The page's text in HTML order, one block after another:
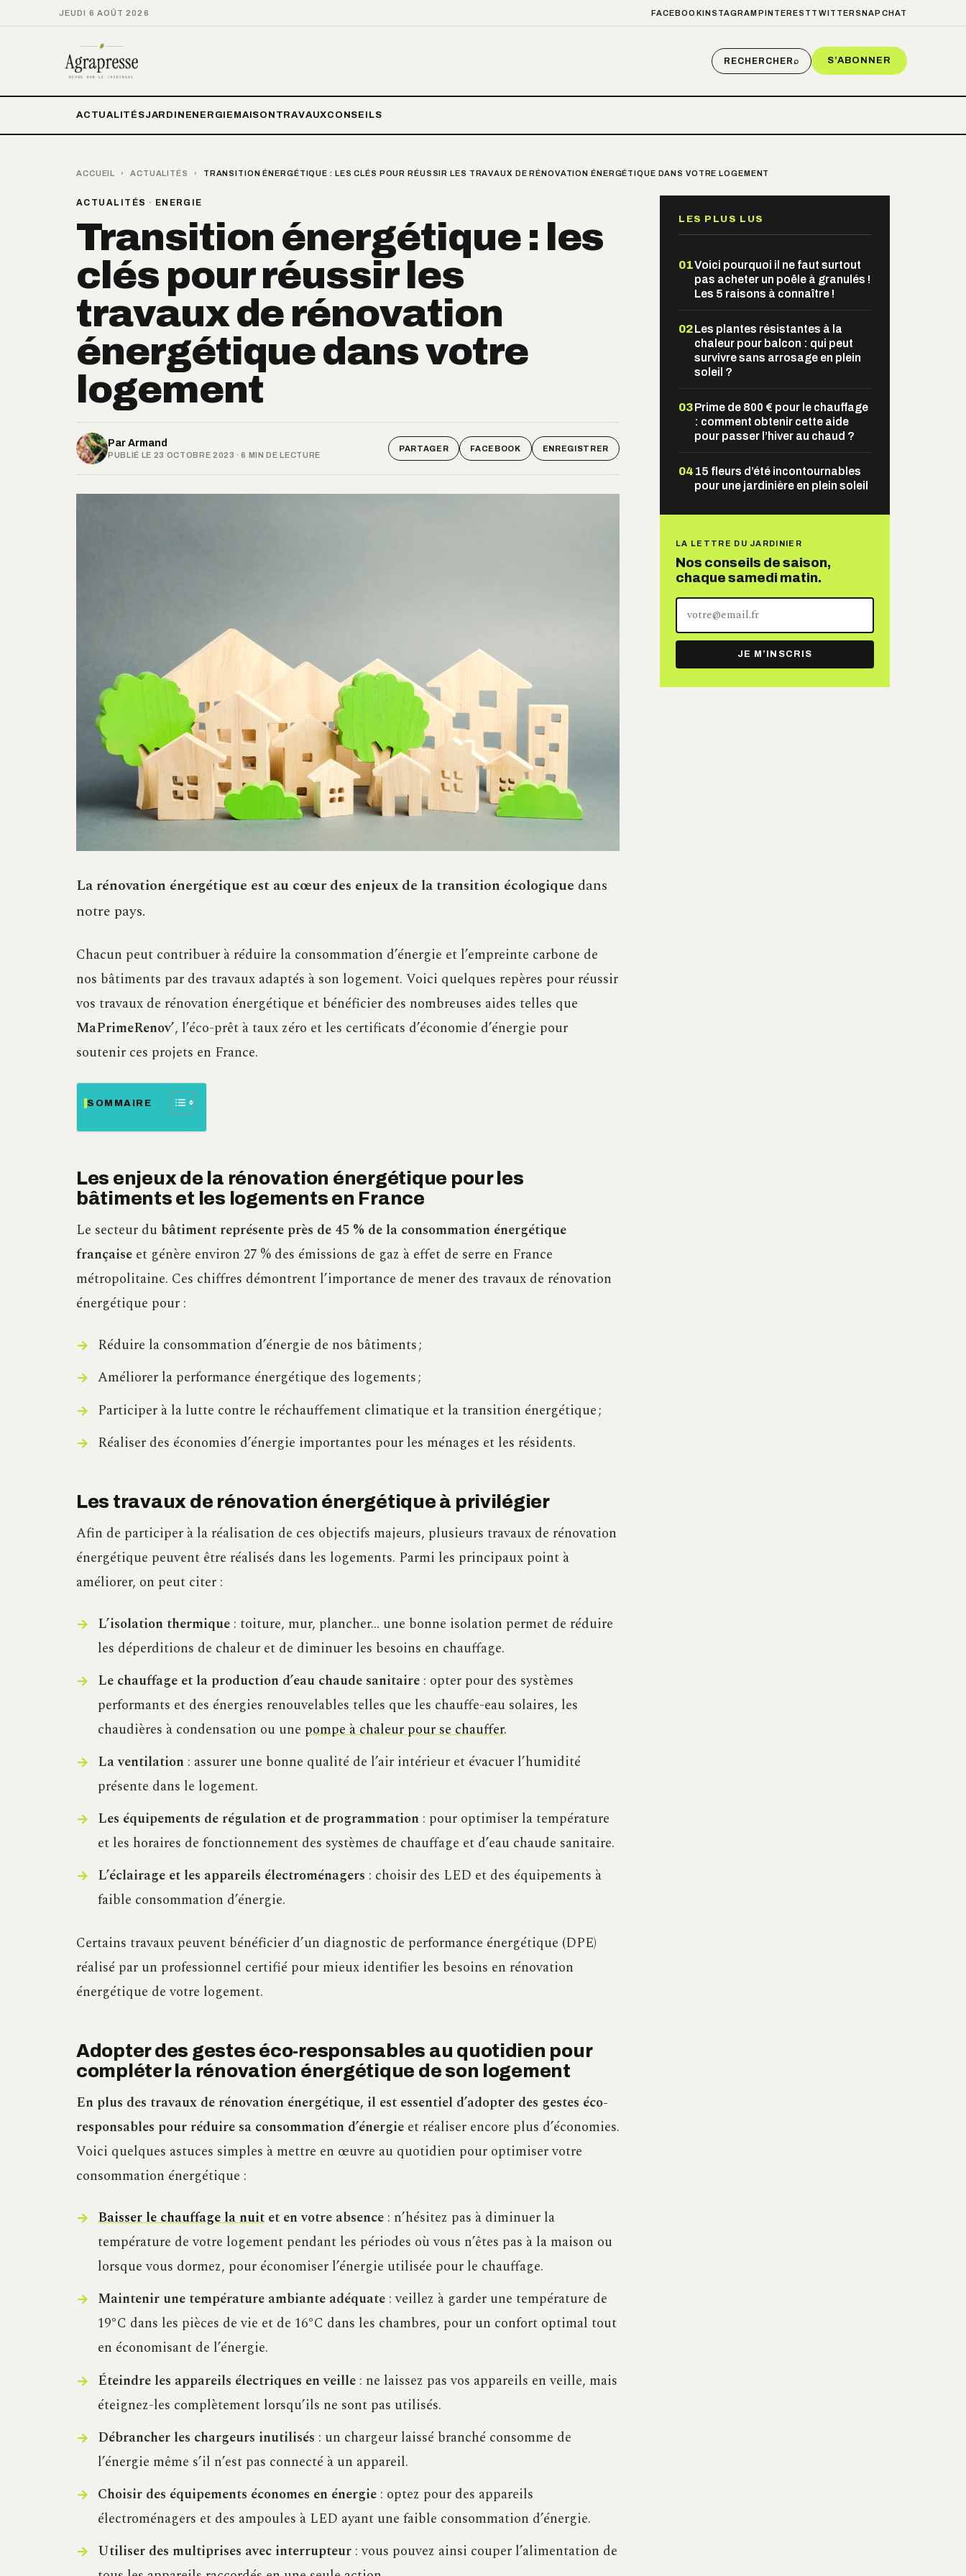
JEUDI 6 AOÛT 2026 FACEBOOKINSTAGRAM PINTEREST TWITTER SNAPCHAT
RECHERCHER⌕ S’ABONNER
ACTUALITÉSJARDIN ENERGIE MAISON TRAVAUXCONSEILS
ACCUEIL › ACTUALITÉS › TRANSITION ÉNERGÉTIQUE : LES CLÉS POUR RÉUSSIR LES TRAVAUX DE RÉNOVATION ÉNERGÉTIQUE DANS VOTRE LOGEMENT
ACTUALITÉS · ENERGIE
Transition énergétique : les
clés pour réussir les
travaux de rénovation
énergétique dans votre
logement
Par Armand
PUBLIÉ LE 23 OCTOBRE 2023 · 6 MIN DE LECTURE
PARTAGER FACEBOOK ENREGISTRER
La rénovation énergétique est au cœur des enjeux de la transition écologique dans
notre pays.
Chacun peut contribuer à réduire la consommation d’énergie et l’empreinte carbone de
nos bâtiments par des travaux adaptés à son logement. Voici quelques repères pour réussir
vos travaux de rénovation énergétique et bénéficier des nombreuses aides telles que
MaPrimeRenov’, l’éco-prêt à taux zéro et les certificats d’économie d’énergie pour
soutenir ces projets en France.
SOMMAIRE
Les enjeux de la rénovation énergétique pour les
bâtiments et les logements en France
Le secteur du bâtiment représente près de 45 % de la consommation énergétique
française et génère environ 27 % des émissions de gaz à effet de serre en France
métropolitaine. Ces chiffres démontrent l’importance de mener des travaux de rénovation
énergétique pour :
Réduire la consommation d’énergie de nos bâtiments ;
Améliorer la performance énergétique des logements ;
Participer à la lutte contre le réchauffement climatique et la transition énergétique ;
Réaliser des économies d’énergie importantes pour les ménages et les résidents.
Les travaux de rénovation énergétique à privilégier
Afin de participer à la réalisation de ces objectifs majeurs, plusieurs travaux de rénovation
énergétique peuvent être réalisés dans les logements. Parmi les principaux point à
améliorer, on peut citer :
L’isolation thermique: toiture, mur, plancher… une bonne isolation permet de réduire
les déperditions de chaleur et de diminuer les besoins en chauffage.
Le chauffage et la production d’eau chaude sanitaire: opter pour des systèmes
performants et des énergies renouvelables telles que les chauffe-eau solaires, les
chaudières à condensation ou unepompe à chaleur pour se chauffer.
La ventilation: assurer une bonne qualité de l’air intérieur et évacuer l’humidité
présente dans le logement.
Les équipements de régulation et de programmation: pour optimiser la température
et les horaires de fonctionnement des systèmes de chauffage et d’eau chaude sanitaire.
L’éclairage et les appareils électroménagers : choisir des LED et des équipements à
faible consommation d’énergie.
Certains travaux peuvent bénéficier d’un diagnostic de performance énergétique (DPE)
réalisé par un professionnel certifié pour mieux identifier les besoins en rénovation
énergétique de votre logement.
Adopter des gestes éco-responsables au quotidien pour
compléter la rénovation énergétique de son logement
En plus des travaux de rénovation énergétique, il est essentiel d’adopter des gestes éco-
responsables pour réduire sa consommation d’énergie et réaliser encore plus d’économies.
Voici quelques astuces simples à mettre en œuvre au quotidien pour optimiser votre
consommation énergétique :
Baisser le chauffage la nuitet en votre absence: n’hésitez pas à diminuer la
température de votre logement pendant les périodes où vous n’êtes pas à la maison ou
lorsque vous dormez, pour économiser l’énergie utilisée pour le chauffage.
Maintenir une température ambiante adéquate: veillez à garder une température de
19°C dans les pièces de vie et de 16°C dans les chambres, pour un confort optimal tout
en économisant de l’énergie.
Éteindre les appareils électriques en veille: ne laissez pas vos appareils en veille, mais
éteignez-les complètement lorsqu’ils ne sont pas utilisés.
Débrancher les chargeurs inutilisés : un chargeur laissé branché consomme de
l’énergie même s’il n’est pas connecté à un appareil.
Choisir des équipements économes en énergie: optez pour des appareils
électroménagers et des ampoules à LED ayant une faible consommation d’énergie.
Utiliser des multiprises avec interrupteur: vous pouvez ainsi couper l’alimentation de
LES PLUS LUS
01Voici pourquoi il ne faut surtout
pas acheter un poêle à granulés !
Les 5 raisons à connaître !
02Les plantes résistantes à la
chaleur pour balcon : qui peut
survivre sans arrosage en plein
soleil ?
03Prime de 800 € pour le chauffage
: comment obtenir cette aide
pour passer l’hiver au chaud ?
04 15 fleurs d’été incontournables
pour une jardinière en plein soleil
LA LETTRE DU JARDINIER
Nos conseils de saison,
chaque samedi matin.
adresse
mail
JE M’INSCRIS